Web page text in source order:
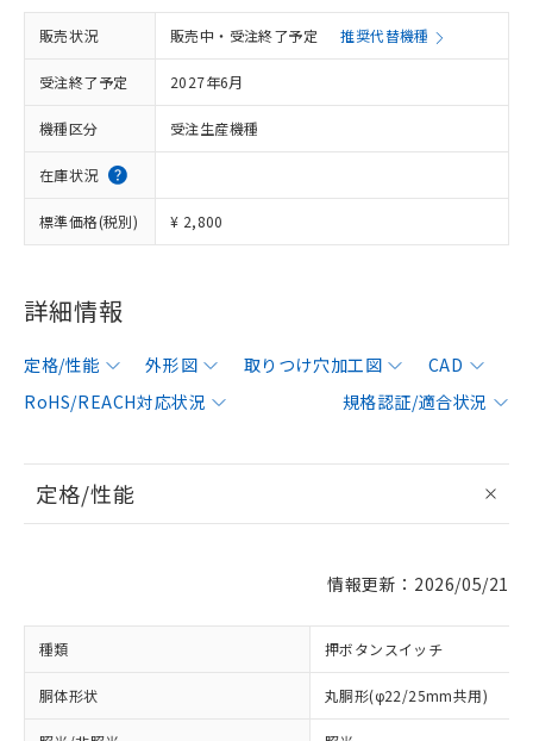
販売状況 販売中・受注終了予定 推奨代替機種
受注終了予定 2027年6月
機種区分 受注生産機種
在庫状況
標準価格(税別) ¥ 2,800
詳細情報
定格/性能 外形図 取りつけ穴加工図
CAD
RoHS/REACH対応状況
規格認証/適合状況
定格/性能
情報更新：2026/05/21
種類 押ボタンスイッチ
胴体形状 丸胴形(φ22/25mm共用)